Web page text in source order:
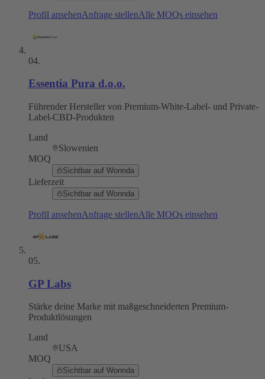
Profil ansehenAnfrage stellenAlle MOQs einsehen
04.
Essentia Pura d.o.o.
Führender Hersteller von Premium-White-Label- und Private-
Label-CBD-Produkten
Land
Slowenien
MOQ
Sichtbar auf Wonnda
Lieferzeit
Sichtbar auf Wonnda
Profil ansehenAnfrage stellenAlle MOQs einsehen
05.
GP Labs
Stärke deine Marke mit maßgeschneiderten Premium-
Produktlösungen
Land
USA
MOQ
Sichtbar auf Wonnda